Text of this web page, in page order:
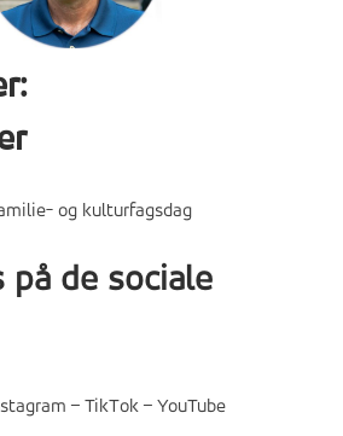
og kulturfagsdag
på de sociale
– TikTok – YouTube